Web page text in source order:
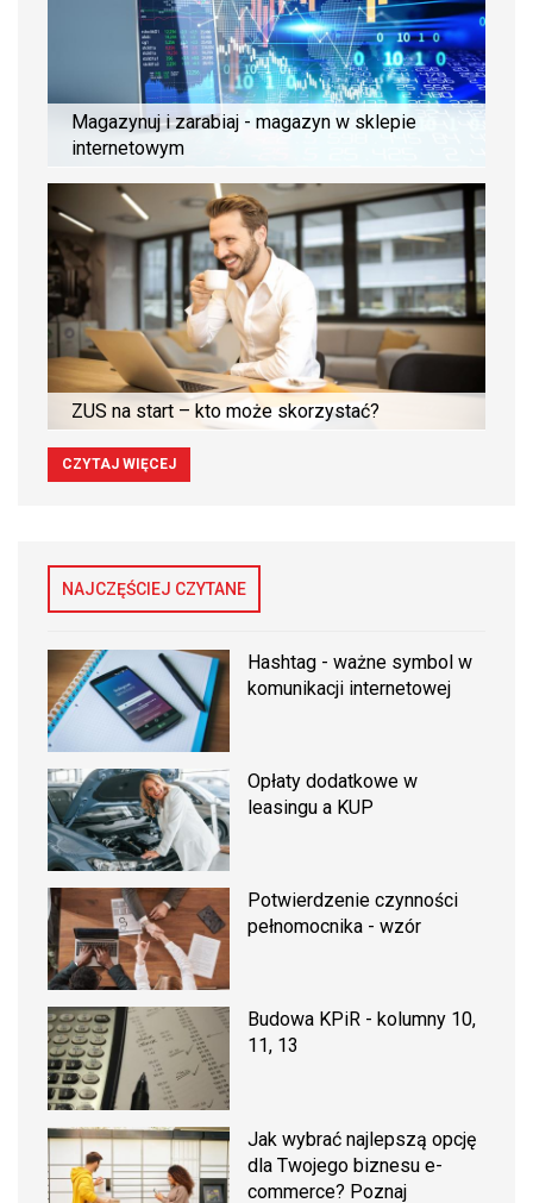
Magazynuj i zarabiaj - magazyn w sklepie
internetowym
ZUS na start – kto może skorzystać?
CZYTAJ WIĘCEJ
NAJCZĘŚCIEJ CZYTANE
Hashtag - ważne symbol w
komunikacji internetowej
Opłaty dodatkowe w
leasingu a KUP
Potwierdzenie czynności
pełnomocnika - wzór
Budowa KPiR - kolumny 10,
11, 13
Jak wybrać najlepszą opcję
dla Twojego biznesu e-
commerce? Poznaj